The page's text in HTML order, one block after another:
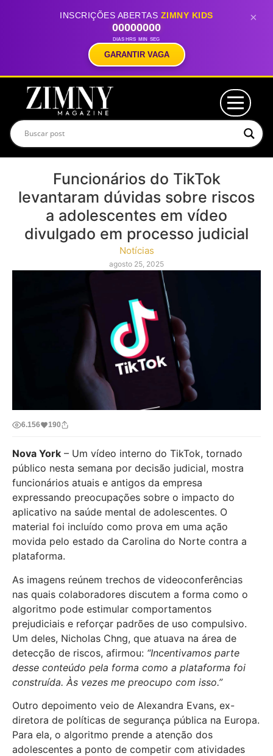
INSCRIÇÕES ABERTAS ZIMNY KIDS
00
DIAS
00
HRS
00
MIN
00
SEG
GARANTIR VAGA
×
Funcionários do TikTok
levantaram dúvidas sobre riscos
a adolescentes em vídeo
divulgado em processo judicial
Notícias
agosto 25, 2025
6.156 190
Nova York – Um vídeo interno do TikTok, tornado
público nesta semana por decisão judicial, mostra
funcionários atuais e antigos da empresa
expressando preocupações sobre o impacto do
aplicativo na saúde mental de adolescentes. O
material foi incluído como prova em uma ação
movida pelo estado da Carolina do Norte contra a
plataforma.
As imagens reúnem trechos de videoconferências
nas quais colaboradores discutem a forma como o
algoritmo pode estimular comportamentos
prejudiciais e reforçar padrões de uso compulsivo.
Um deles, Nicholas Chng, que atuava na área de
detecção de riscos, afirmou: “Incentivamos parte
desse conteúdo pela forma como a plataforma foi
construída. Às vezes me preocupo com isso.”
Outro depoimento veio de Alexandra Evans, ex-
diretora de políticas de segurança pública na Europa.
Para ela, o algoritmo prende a atenção dos
adolescentes a ponto de competir com atividades